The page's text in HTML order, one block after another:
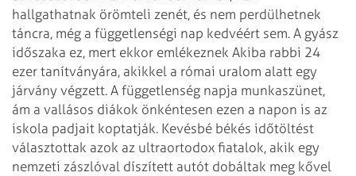
hallgathatnak örömteli zenét, és nem perdülhetnek
táncra, még a függetlenségi nap kedvéért sem. A gyász
időszaka ez, mert ekkor emlékeznek Akiba rabbi 24
ezer tanítványára, akikkel a római uralom alatt egy
járvány végzett. A függetlenség napja munkaszünet,
ám a vallásos diákok önkéntesen ezen a napon is az
iskola padjait koptatják. Kevésbé békés időtöltést
választottak azok az ultraortodox fiatalok, akik egy
nemzeti zászlóval díszített autót dobáltak meg kővel